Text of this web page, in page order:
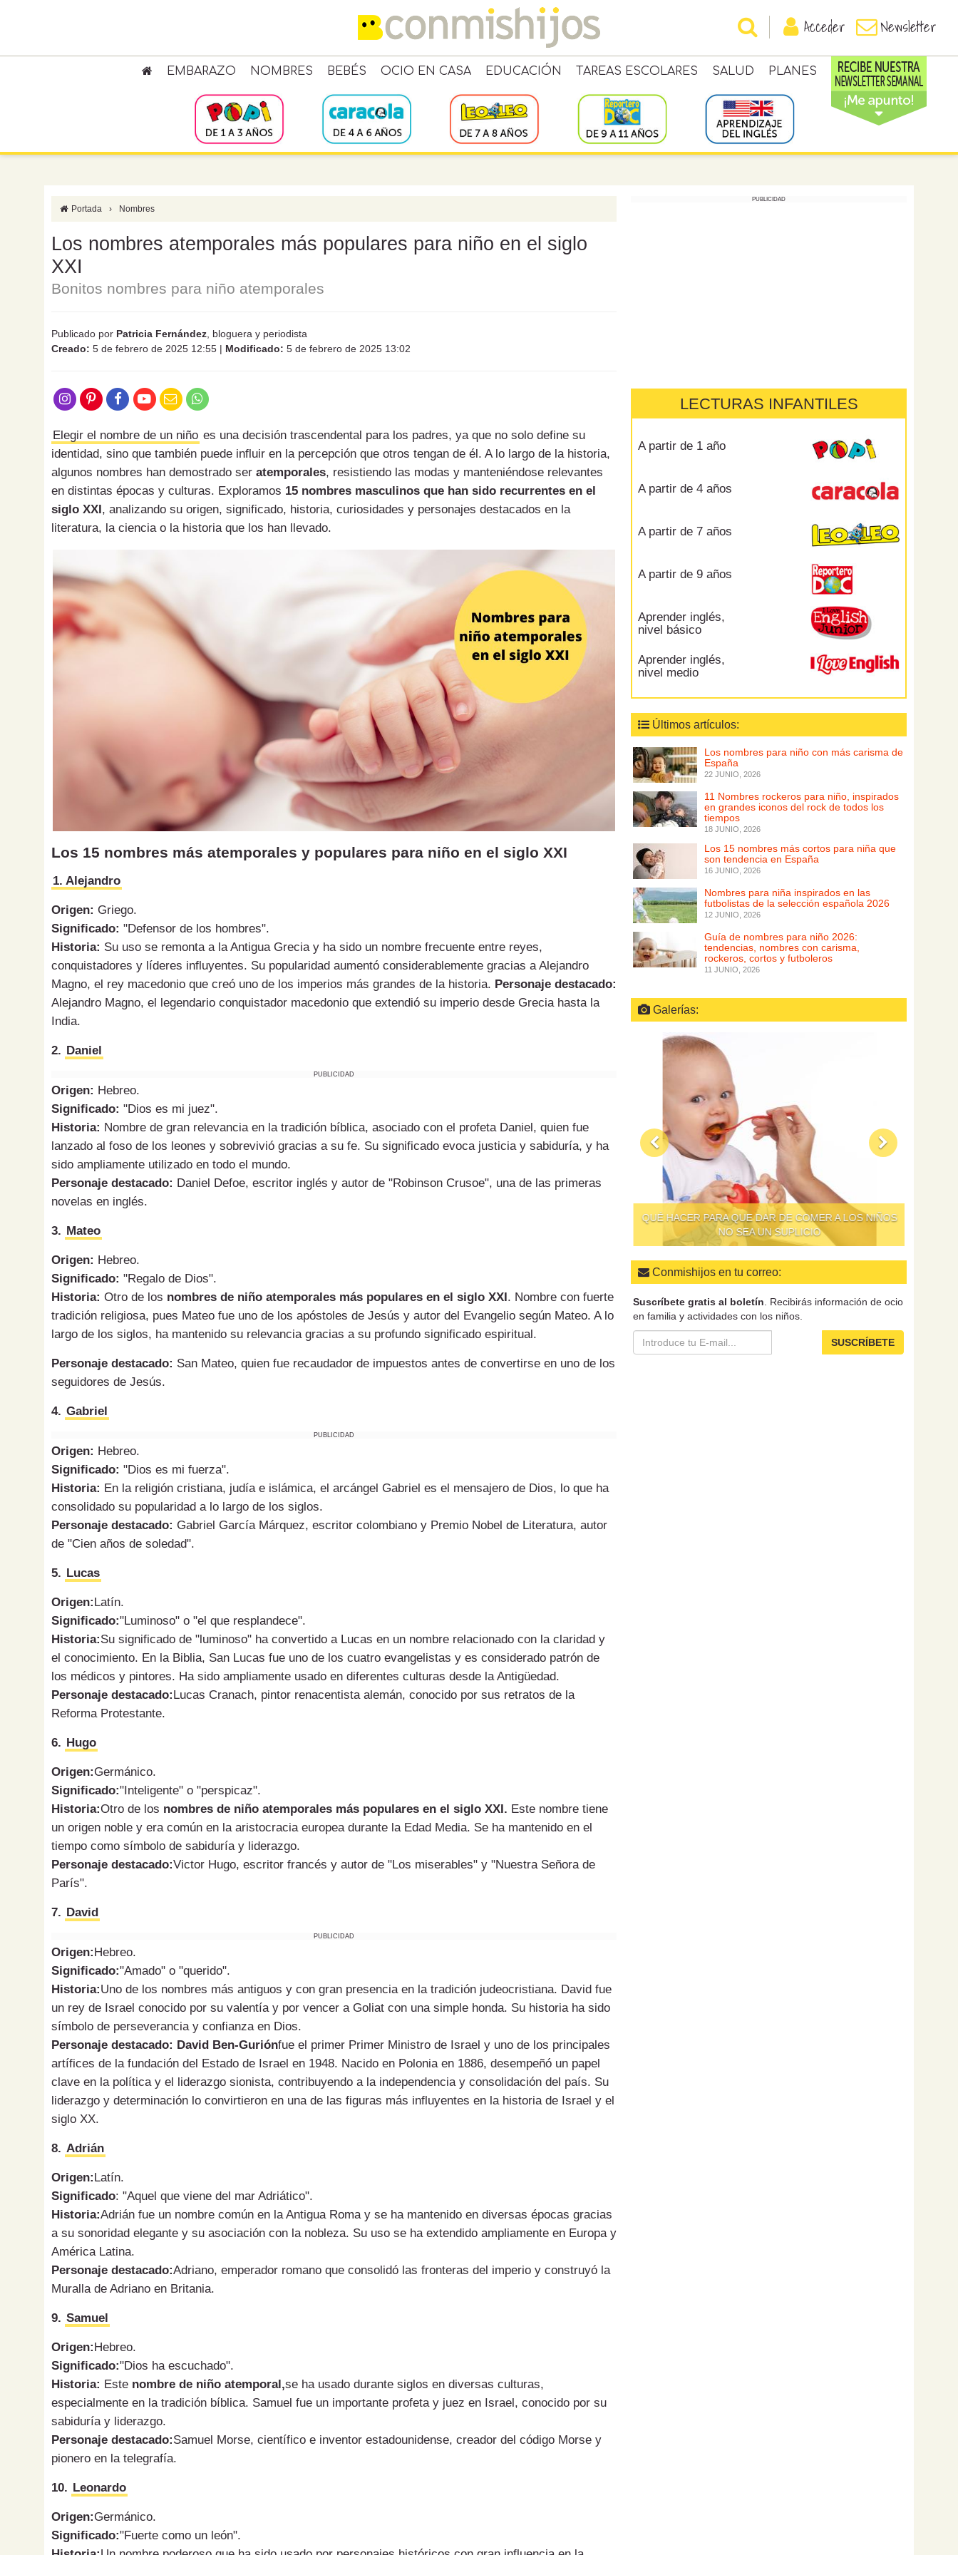
Acceder Newsletter
EMBARAZO NOMBRES BEBÉS OCIO EN CASA EDUCACIÓN TAREAS ESCOLARES SALUD PLANES
Portada › Nombres
Los nombres atemporales más populares para niño en el siglo
XXI
Bonitos nombres para niño atemporales
Publicado por Patricia Fernández , bloguera y periodista
Creado: 5 de febrero de 2025 12:55 | Modificado: 5 de febrero de 2025 13:02
Elegir el nombre de un niño es una decisión trascendental para los padres, ya que no solo define su
identidad, sino que también puede influir en la percepción que otros tengan de él. A lo largo de la historia,
algunos nombres han demostrado ser atemporales, resistiendo las modas y manteniéndose relevantes
en distintas épocas y culturas. Exploramos 15 nombres masculinos que han sido recurrentes en el
siglo XXI , analizando su origen, significado, historia, curiosidades y personajes destacados en la
literatura, la ciencia o la historia que los han llevado.
Los 15 nombres más atemporales y populares para niño en el siglo XXI
1. Alejandro
Origen: Griego.
Significado: "Defensor de los hombres".
Historia: Su uso se remonta a la Antigua Grecia y ha sido un nombre frecuente entre reyes,
conquistadores y líderes influyentes. Su popularidad aumentó considerablemente gracias a Alejandro
Magno, el rey macedonio que creó uno de los imperios más grandes de la historia. Personaje destacado:
Alejandro Magno, el legendario conquistador macedonio que extendió su imperio desde Grecia hasta la
India.
2. Daniel
PUBLICIDAD
Origen: Hebreo.
Significado: "Dios es mi juez".
Historia: Nombre de gran relevancia en la tradición bíblica, asociado con el profeta Daniel, quien fue
lanzado al foso de los leones y sobrevivió gracias a su fe. Su significado evoca justicia y sabiduría, y ha
sido ampliamente utilizado en todo el mundo.
Personaje destacado: Daniel Defoe, escritor inglés y autor de "Robinson Crusoe", una de las primeras
novelas en inglés.
3. Mateo
Origen: Hebreo.
Significado: "Regalo de Dios".
Historia: Otro de los nombres de niño atemporales más populares en el siglo XXI. Nombre con fuerte
tradición religiosa, pues Mateo fue uno de los apóstoles de Jesús y autor del Evangelio según Mateo. A lo
largo de los siglos, ha mantenido su relevancia gracias a su profundo significado espiritual.
Personaje destacado: San Mateo, quien fue recaudador de impuestos antes de convertirse en uno de los
seguidores de Jesús.
4. Gabriel
PUBLICIDAD
Origen: Hebreo.
Significado: "Dios es mi fuerza".
Historia: En la religión cristiana, judía e islámica, el arcángel Gabriel es el mensajero de Dios, lo que ha
consolidado su popularidad a lo largo de los siglos.
Personaje destacado: Gabriel García Márquez, escritor colombiano y Premio Nobel de Literatura, autor
de "Cien años de soledad".
5. Lucas
Origen:Latín.
Significado:"Luminoso" o "el que resplandece".
Historia:Su significado de "luminoso" ha convertido a Lucas en un nombre relacionado con la claridad y
el conocimiento. En la Biblia, San Lucas fue uno de los cuatro evangelistas y es considerado patrón de
los médicos y pintores. Ha sido ampliamente usado en diferentes culturas desde la Antigüedad.
Personaje destacado:Lucas Cranach, pintor renacentista alemán, conocido por sus retratos de la
Reforma Protestante.
6. Hugo
Origen:Germánico.
Significado:"Inteligente" o "perspicaz".
Historia:Otro de los nombres de niño atemporales más populares en el siglo XXI. Este nombre tiene
un origen noble y era común en la aristocracia europea durante la Edad Media. Se ha mantenido en el
tiempo como símbolo de sabiduría y liderazgo.
Personaje destacado:Victor Hugo, escritor francés y autor de "Los miserables" y "Nuestra Señora de
París".
7. David
PUBLICIDAD
Origen:Hebreo.
Significado:"Amado" o "querido".
Historia:Uno de los nombres más antiguos y con gran presencia en la tradición judeocristiana. David fue
un rey de Israel conocido por su valentía y por vencer a Goliat con una simple honda. Su historia ha sido
símbolo de perseverancia y confianza en Dios.
Personaje destacado: David Ben-Guriónfue el primer Primer Ministro de Israel y uno de los principales
artífices de la fundación del Estado de Israel en 1948. Nacido en Polonia en 1886, desempeñó un papel
clave en la política y el liderazgo sionista, contribuyendo a la independencia y consolidación del país. Su
liderazgo y determinación lo convirtieron en una de las figuras más influyentes en la historia de Israel y el
siglo XX.
8. Adrián
Origen:Latín.
Significado: "Aquel que viene del mar Adriático".
Historia:Adrián fue un nombre común en la Antigua Roma y se ha mantenido en diversas épocas gracias
a su sonoridad elegante y su asociación con la nobleza. Su uso se ha extendido ampliamente en Europa y
América Latina.
Personaje destacado:Adriano, emperador romano que consolidó las fronteras del imperio y construyó la
Muralla de Adriano en Britania.
9. Samuel
Origen:Hebreo.
Significado:"Dios ha escuchado".
Historia: Este nombre de niño atemporal,se ha usado durante siglos en diversas culturas,
especialmente en la tradición bíblica. Samuel fue un importante profeta y juez en Israel, conocido por su
sabiduría y liderazgo.
Personaje destacado:Samuel Morse, científico e inventor estadounidense, creador del código Morse y
pionero en la telegrafía.
10. Leonardo
Origen:Germánico.
Significado:"Fuerte como un león".
PUBLICIDAD
LECTURAS INFANTILES
A partir de 1 año
A partir de 4 años
A partir de 7 años
A partir de 9 años
Aprender inglés,
nivel básico
Aprender inglés,
nivel medio
Últimos artículos:
Los nombres para niño con más carisma de
España
22 JUNIO, 2026
11 Nombres rockeros para niño, inspirados
en grandes iconos del rock de todos los
tiempos
18 JUNIO, 2026
Los 15 nombres más cortos para niña que
son tendencia en España
16 JUNIO, 2026
Nombres para niña inspirados en las
futbolistas de la selección española 2026
12 JUNIO, 2026
Guía de nombres para niño 2026:
tendencias, nombres con carisma,
rockeros, cortos y futboleros
11 JUNIO, 2026
Galerías:
QUÉ HACER PARA QUE DAR DE COMER A LOS NIÑOS
NO SEA UN SUPLICIO
Conmishijos en tu correo:
Suscríbete gratis al boletín . Recibirás información de ocio
en familia y actividades con los niños.
SUSCRÍBETE